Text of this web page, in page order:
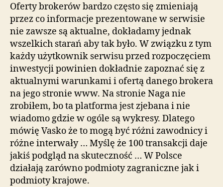
Oferty brokerów bardzo często się zmieniają
przez co informacje prezentowane w serwisie
nie zawsze są aktualne, dokładamy jednak
wszelkich starań aby tak było. W związku z tym
każdy użytkownik serwisu przed rozpoczęciem
inwestycji powinien dokładnie zapoznać się z
aktualnymi warunkami i ofertą danego brokera
na jego stronie www. Na stronie Naga nie
zrobiłem, bo ta platforma jest zjebana i nie
wiadomo gdzie w ogóle są wykresy. Dlatego
mówię Vasko że to mogą być różni zawodnicy i
różne interwały … Myślę że 100 transakcji daje
jakiś podgląd na skuteczność … W Polsce
działają zarówno podmioty zagraniczne jak i
podmioty krajowe.